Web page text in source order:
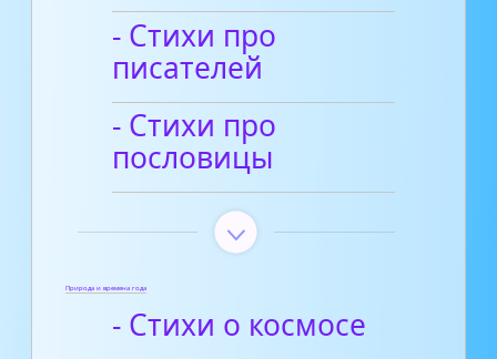
- Стихи про
писателей
- Стихи про
пословицы
Природа и времена года
- Стихи о космосе